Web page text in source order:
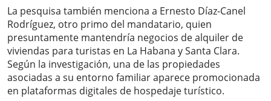
La pesquisa también menciona a Ernesto Díaz-Canel
Rodríguez, otro primo del mandatario, quien
presuntamente mantendría negocios de alquiler de
viviendas para turistas en La Habana y Santa Clara.
Según la investigación, una de las propiedades
asociadas a su entorno familiar aparece promocionada
en plataformas digitales de hospedaje turístico.